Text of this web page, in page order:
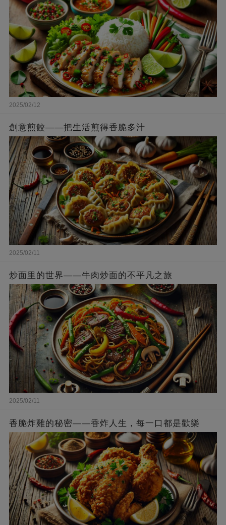
2025/02/12
創意煎餃——把生活煎得香脆多汁
2025/02/11
炒面里的世界——牛肉炒面的不平凡之旅
2025/02/11
香脆炸雞的秘密——香炸人生，每一口都是歡樂